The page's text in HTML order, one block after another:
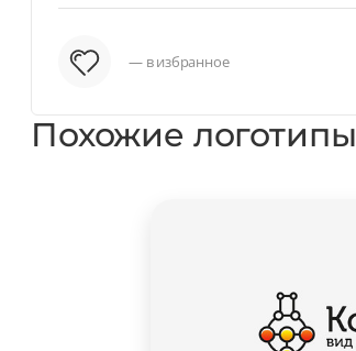
— в избранное
Похожие логотипы